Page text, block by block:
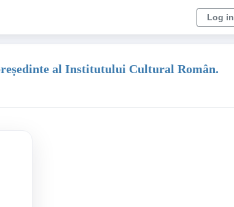
Log in
al Institutului Cultural Român.